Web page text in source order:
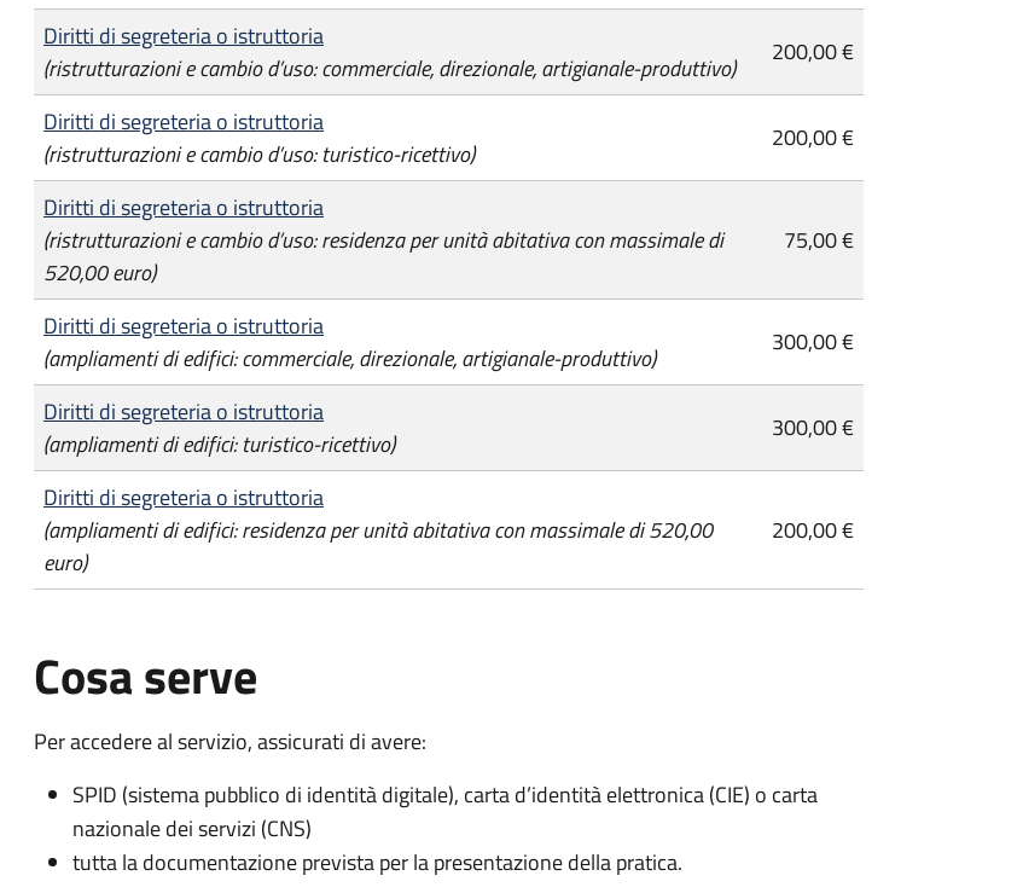
Diritti di segreteria o istruttoria
(ristrutturazioni e cambio d’uso: commerciale, direzionale, artigianale-produttivo)
200,00 €
Diritti di segreteria o istruttoria
(ristrutturazioni e cambio d’uso: turistico-ricettivo)
200,00 €
Diritti di segreteria o istruttoria
(ristrutturazioni e cambio d’uso: residenza per unità abitativa con massimale di
520,00 euro)
75,00 €
Diritti di segreteria o istruttoria
(ampliamenti di edifici: commerciale, direzionale, artigianale-produttivo)
300,00 €
Diritti di segreteria o istruttoria
(ampliamenti di edifici: turistico-ricettivo)
300,00 €
Diritti di segreteria o istruttoria
(ampliamenti di edifici: residenza per unità abitativa con massimale di 520,00
euro)
200,00 €
Cosa serve
Per accedere al servizio, assicurati di avere:
SPID (sistema pubblico di identità digitale), carta d’identità elettronica (CIE) o carta
nazionale dei servizi (CNS)
tutta la documentazione prevista per la presentazione della pratica.